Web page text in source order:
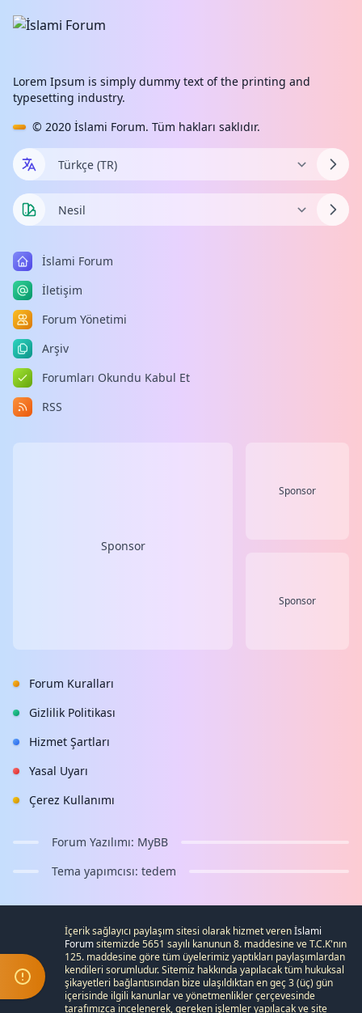
Lorem Ipsum is simply dummy text of the printing and
typesetting industry.
© 2020 İslami Forum. Tüm hakları saklıdır.
İslami Forum
İletişim
Forum Yönetimi
Arşiv
Forumları Okundu Kabul Et
RSS
Sponsor
Sponsor
Sponsor
Forum Kuralları
Gizlilik Politikası
Hizmet Şartları
Yasal Uyarı
Çerez Kullanımı
Forum Yazılımı: MyBB
Tema yapımcısı: tedem
İçerik sağlayıcı paylaşım sitesi olarak hizmet verenİslami
Forumsitemizde 5651 sayılı kanunun 8. maddesine veT.C.K'nın
125. maddesine göre tüm üyelerimiz yaptıkları paylaşımlardan
kendileri sorumludur. Sitemiz hakkında yapılacak tüm hukuksal
şikayetleri bağlantısından bize ulaşıldıktan en geç 3 (üç) gün
içerisinde ilgili kanunlar ve yönetmenlikler çerçevesinde
tarafımızca incelenerek, gereken işlemler yapılacak ve site